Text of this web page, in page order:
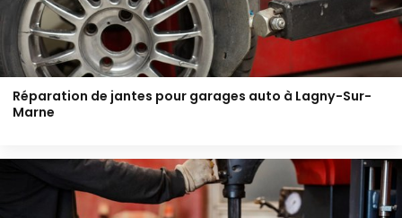
Réparation de jantes pour garages auto à Lagny-Sur-
Marne